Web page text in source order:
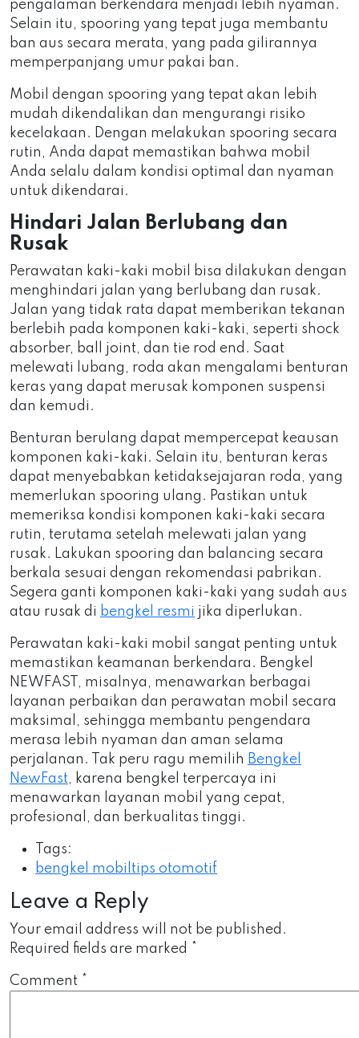
pengalaman berkendara menjadi lebih nyaman.
Selain itu, spooring yang tepat juga membantu
ban aus secara merata, yang pada gilirannya
memperpanjang umur pakai ban.
Mobil dengan spooring yang tepat akan lebih
mudah dikendalikan dan mengurangi risiko
kecelakaan. Dengan melakukan spooring secara
rutin, Anda dapat memastikan bahwa mobil
Anda selalu dalam kondisi optimal dan nyaman
untuk dikendarai.
Hindari Jalan Berlubang dan
Rusak
Perawatan kaki-kaki mobil bisa dilakukan dengan
menghindari jalan yang berlubang dan rusak.
Jalan yang tidak rata dapat memberikan tekanan
berlebih pada komponen kaki-kaki, seperti shock
absorber, ball joint, dan tie rod end. Saat
melewati lubang, roda akan mengalami benturan
keras yang dapat merusak komponen suspensi
dan kemudi.
Benturan berulang dapat mempercepat keausan
komponen kaki-kaki. Selain itu, benturan keras
dapat menyebabkan ketidaksejajaran roda, yang
memerlukan spooring ulang. Pastikan untuk
memeriksa kondisi komponen kaki-kaki secara
rutin, terutama setelah melewati jalan yang
rusak. Lakukan spooring dan balancing secara
berkala sesuai dengan rekomendasi pabrikan.
Segera ganti komponen kaki-kaki yang sudah aus
atau rusak di bengkel resmi jika diperlukan.
Perawatan kaki-kaki mobil sangat penting untuk
memastikan keamanan berkendara. Bengkel
NEWFAST, misalnya, menawarkan berbagai
layanan perbaikan dan perawatan mobil secara
maksimal, sehingga membantu pengendara
merasa lebih nyaman dan aman selama
perjalanan. Tak peru ragu memilih Bengkel
NewFast , karena bengkel terpercaya ini
menawarkan layanan mobil yang cepat,
profesional, dan berkualitas tinggi.
Tags:
bengkel mobil tips otomotif
Leave a Reply
Your email address will not be published.
Required fields are marked *
Comment *